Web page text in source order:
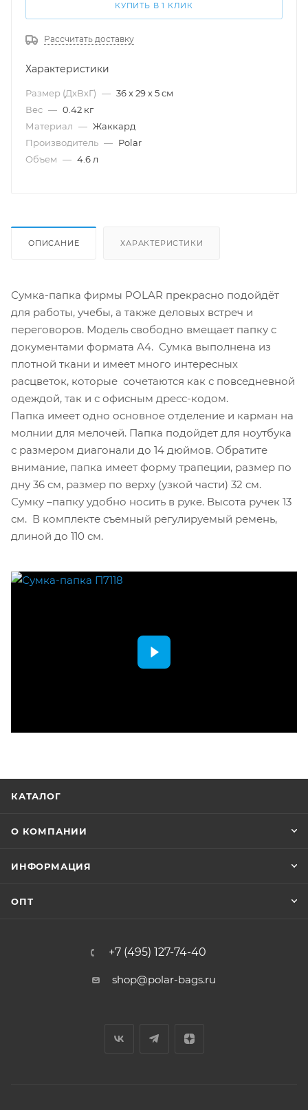
КУПИТЬ В 1 КЛИК
Рассчитать доставку
Характеристики
Размер (ДхВхГ) — 36 х 29 х 5 см
Вес — 0.42 кг
Материал — Жаккард
Производитель — Polar
Объем — 4.6 л
ОПИСАНИЕ ХАРАКТЕРИСТИКИ
Сумка-папка фирмы POLAR прекрасно подойдёт
для работы, учебы, а также деловых встреч и
переговоров. Модель свободно вмещает папку с
документами формата А4. Сумка выполнена из
плотной ткани и имеет много интересных
расцветок, которые сочетаются как с повседневной
одеждой, так и с офисным дресс-кодом.
Папка имеет одно основное отделение и карман на
молнии для мелочей. Папка подойдет для ноутбука
с размером диагонали до 14 дюймов. Обратите
внимание, папка имеет форму трапеции, размер по
дну 36 см, размер по верху (узкой части) 32 см.
Сумку –папку удобно носить в руке. Высота ручек 13
см. В комплекте съемный регулируемый ремень,
длиной до 110 см.
КАТАЛОГ
О КОМПАНИИ
ИНФОРМАЦИЯ
ОПТ
+7 (495) 127-74-40
shop@polar-bags.ru